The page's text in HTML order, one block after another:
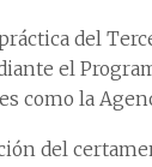
del
el
como la
del